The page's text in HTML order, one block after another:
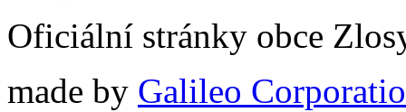
Oficiální stránky obce
made by Galileo